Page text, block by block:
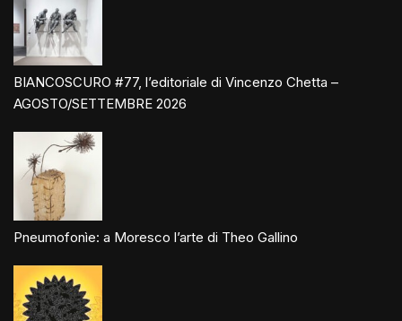
BIANCOSCURO #77, l’editoriale di Vincenzo Chetta –
AGOSTO/SETTEMBRE 2026
Pneumofonìe: a Moresco l’arte di Theo Gallino